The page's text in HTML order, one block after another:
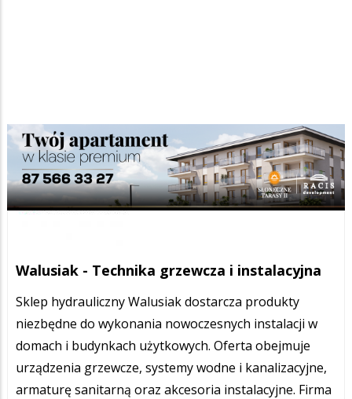
Walusiak - Technika grzewcza i instalacyjna
Sklep hydrauliczny Walusiak dostarcza produkty
niezbędne do wykonania nowoczesnych instalacji w
domach i budynkach użytkowych. Oferta obejmuje
urządzenia grzewcze, systemy wodne i kanalizacyjne,
armaturę sanitarną oraz akcesoria instalacyjne. Firma